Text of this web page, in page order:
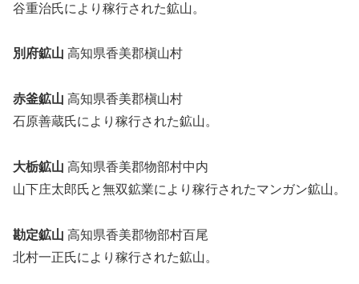
谷重治氏により稼行された鉱山。
別府鉱山 高知県香美郡槇山村
赤釜鉱山 高知県香美郡槇山村
石原善蔵氏により稼行された鉱山。
大栃鉱山 高知県香美郡物部村中内
山下庄太郎氏と無双鉱業により稼行されたマンガン鉱山。
勘定鉱山 高知県香美郡物部村百尾
北村一正氏により稼行された鉱山。